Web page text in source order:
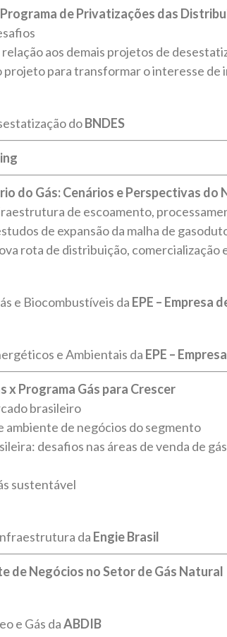
de Privatizações das
aos demais projetos de
projeto para transformar o interesse de
doBNDES
do Gás: Cenários e Perspectivas do
de escoamento,
de expansão da malha de
rota de distribuição, comercialização
e Biocombustíveis da EPE – Empresa
e Ambientais da EPE –
x Programa Gás para Crescer
brasileiro
de negócios do segmento
desafios nas áreas de venda de
sustentável
da Engie Brasil
de Negócios no Setor de Gás Natural
e Gás daABDIB